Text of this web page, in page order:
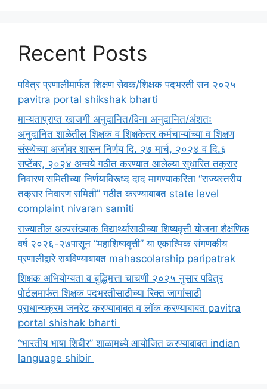
Recent Posts
पवित्र प्रणालीमार्फत शिक्षण सेवक/शिक्षक पदभरती सन २०२५
pavitra portal shikshak bharti
मान्यताप्राप्त खाजगी अनुदानित/विना अनुदानित/अंशतः
अनुदानित शाळेतील शिक्षक व शिक्षकेतर कर्मचाऱ्यांच्या व शिक्षण
संस्थेच्या अर्जावर शासन निर्णय दि. २७ मार्च, २०२४ व दि.६
सप्टेंबर, २०२४ अन्वये गठीत करण्यात आलेल्या सुधारित तक्रार
निवारण समितीच्या निर्णयाविरूध्द दाद मागण्याकरिता “राज्यस्तरीय
तक्रार निवारण समिती” गठीत करण्याबाबत state level
complaint nivaran samiti
राज्यातील अल्पसंख्याक विद्यार्थ्यांसाठीच्या शिष्यवृत्ती योजना शैक्षणिक
वर्ष २०२६-२७पासून “महाशिष्यवृत्ती” या एकात्मिक संगणकीय
प्रणालीद्वारे राबविण्याबाबत mahascolarship paripatrak
शिक्षक अभियोग्यता व बुद्धिमत्ता चाचणी २०२५ नुसार पवित्र
पोर्टलमार्फत शिक्षक पदभरतीसाठीच्या रिक्त जागांसाठी
प्राधान्यक्रम जनरेट करण्याबाबत व लॉक करण्याबाबत pavitra
portal shishak bharti
“भारतीय भाषा शिबीर” शाळामध्ये आयोजित करण्याबाबत indian
language shibir